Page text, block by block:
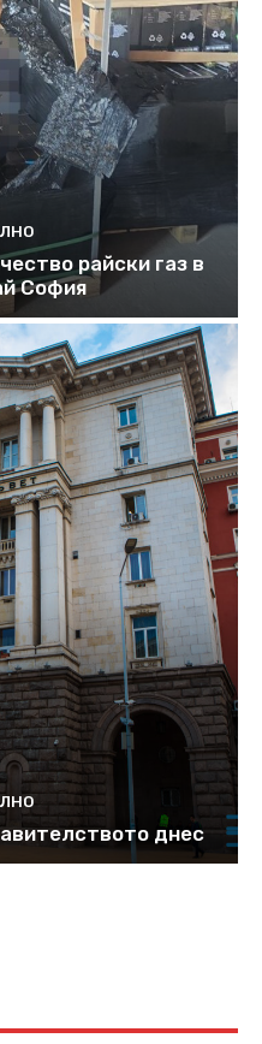
райски газ в
София
днес